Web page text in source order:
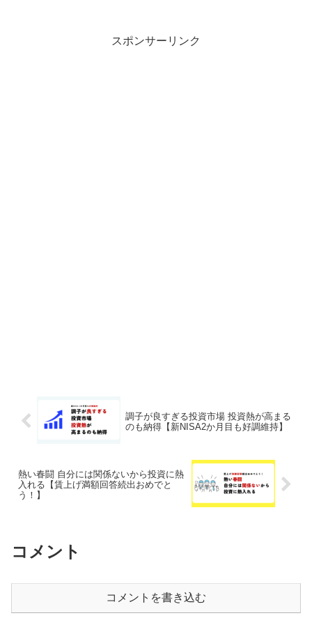
スポンサーリンク
調子が良すぎる投資市場 投資熱が高まる
のも納得【新NISA2か月目も好調維持】
熱い春闘 自分には関係ないから投資に熱
入れる【賃上げ満額回答続出おめでと
う！】
コメント
コメントを書き込む